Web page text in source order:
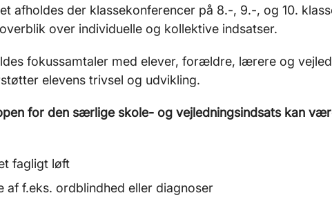
afholdes der klassekonferencer på 8.-, 9.-, og 10.
over individuelle og kollektive indsatser.
fokussamtaler med elever, forældre, lærere og
elevens trivsel og udvikling.
for den særlige skole- og vejledningsindsats kan
fagligt løft
af f.eks. ordblindhed eller diagnoser